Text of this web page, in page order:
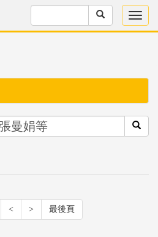
< > 最後頁